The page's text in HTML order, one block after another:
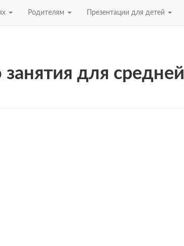
Родителям Презентации для детей
для средней